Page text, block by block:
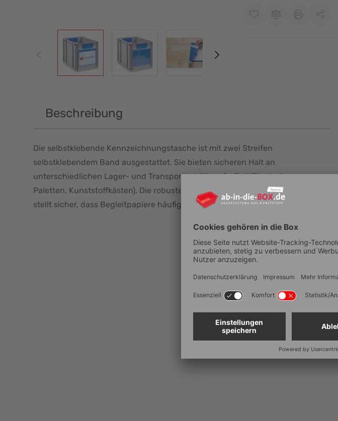
View larger imageView larger image
Beschreibung
Die selbstklebende Kennzeichnungstasche ist mit zwei Streifen
selbstklebendem Band ausgestattet. Sie bieten sicheren Halt an
unterschiedlichen Lager- und Transportbehältern (z. B. KLT´s, Kartons,
Paletten, Kunststoffkästen). Die robuste Rückseite aus 300 µ starker Hartfolie
stellt sicher, dass Begleitpapiere häufig getauscht werden können.